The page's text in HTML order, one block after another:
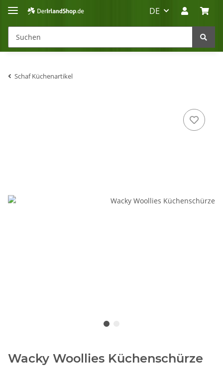
DE
Schaf Küchenartikel
Wacky Woollies Küchenschürze